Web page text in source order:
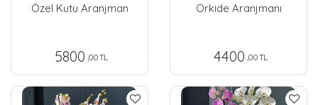
Özel Kutu Aranjman
5800 ,00 TL
Orkide Aranjmanı
4400 ,00 TL